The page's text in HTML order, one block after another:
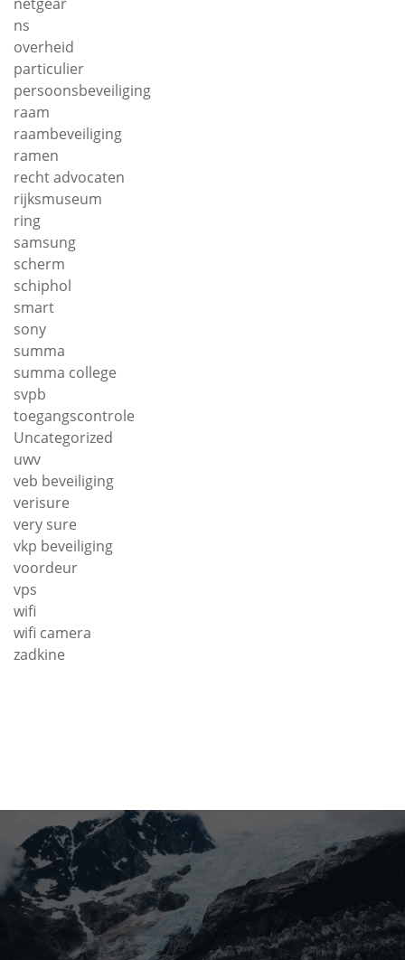
ns
overheid
particulier
persoonsbeveiliging
raam
raambeveiliging
ramen
recht advocaten
rijksmuseum
ring
samsung
scherm
schiphol
smart
sony
summa
summa college
svpb
toegangscontrole
Uncategorized
uwv
veb beveiliging
verisure
very sure
vkp beveiliging
voordeur
vps
wifi
wifi camera
zadkine